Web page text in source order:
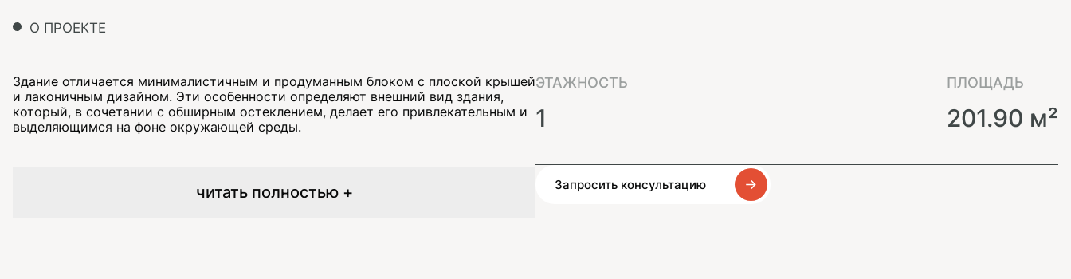
О ПРОЕКТЕ
Здание отличается минималистичным и продуманным блоком с плоской крышей
и лаконичным дизайном. Эти особенности определяют внешний вид здания,
который, в сочетании с обширным остеклением, делает его привлекательным и
выделяющимся на фоне окружающей среды.
читать полностью +
ЭТАЖНОСТЬ
1
ПЛОЩАДЬ
201.90 м²
Запросить консультацию